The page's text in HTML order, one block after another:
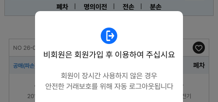
비회원은 회원가입 후 이용하여 주십시요
회원이 장시간 사용하지 않은 경우
안전한 거래보호를 위해 자동 로그아웃됩니다
폐차ㅣ 명의이전 전손ㅣ 분손
1
NO 26-0805089
공매(파손)
/ BMW 730Ld
2012-09
폐차
/ EV3 스탠다드
전기